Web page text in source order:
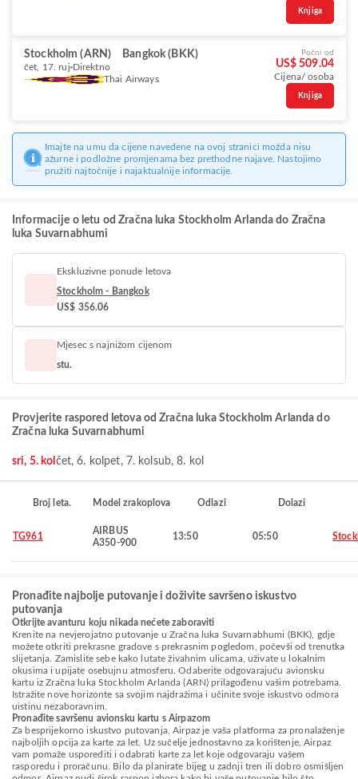
Knjiga
Stockholm (ARN) Bangkok (BKK)
čet, 17. ruj Direktno
Thai Airways
Počni od
US$ 509.04
Cijena/ osoba
Knjiga
Imajte na umu da cijene navedene na ovoj stranici možda nisu
ažurne i podložne promjenama bez prethodne najave. Nastojimo
pružiti najtočnije i najaktualnije informacije.
Informacije o letu od Zračna luka Stockholm Arlanda do Zračna
luka Suvarnabhumi
Ekskluzivne ponude letova
Stockholm - Bangkok
US$ 356.06
Mjesec s najnižom cijenom
stu.
Provjerite raspored letova od Zračna luka Stockholm Arlanda do
Zračna luka Suvarnabhumi
sri, 5. kol čet, 6. kol pet, 7. kol sub, 8. kol
Broj leta. Model zrakoplova Odlazi Dolazi
TG961
AIRBUS
A350-900
13:50 05:50
Pronađite najbolje putovanje i doživite savršeno iskustvo
putovanja
Otkrijte avanturu koju nikada nećete zaboraviti
Krenite na nevjerojatno putovanje u Zračna luka Suvarnabhumi (BKK), gdje
možete otkriti prekrasne gradove s prekrasnim pogledom, počevši od trenutka
slijetanja. Zamislite sebe kako lutate živahnim ulicama, uživate u lokalnim
okusima i upijate osebujnu atmosferu. Odaberite odgovarajuću avionsku
kartu iz Zračna luka Stockholm Arlanda (ARN) prilagođenu vašim potrebama.
Istražite nove horizonte sa svojim najdražima i učinite svoje iskustvo odmora
uistinu nezaboravnim.
Pronađite savršenu avionsku kartu s Airpazom
Za besprijekorno iskustvo putovanja, Airpaz je vaša platforma za pronalaženje
najboljih opcija za karte za let. Uz sučelje jednostavno za korištenje, Airpaz
vam pomaže usporediti i odabrati karte za let koje odgovaraju vašem
rasporedu i proračunu. Bilo da planirate bijeg u zadnji tren ili dobro osmišljen